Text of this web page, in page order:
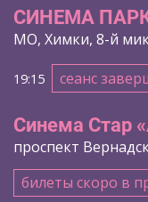
СИНЕМА
МО, Химки, 8-й
19:15 сеанс
Синема Стар
проспект
билеты скоро в